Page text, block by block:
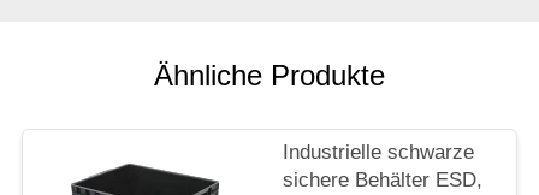
NACHRICHTEN
Ähnliche Produkte
Industrielle schwarze
sichere Behälter ESD,